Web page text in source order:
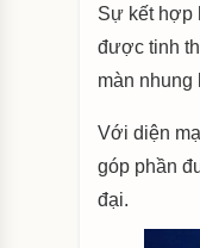
Sự kết hợp
được tinh
màn nhung
Với diện
góp phần
đại.